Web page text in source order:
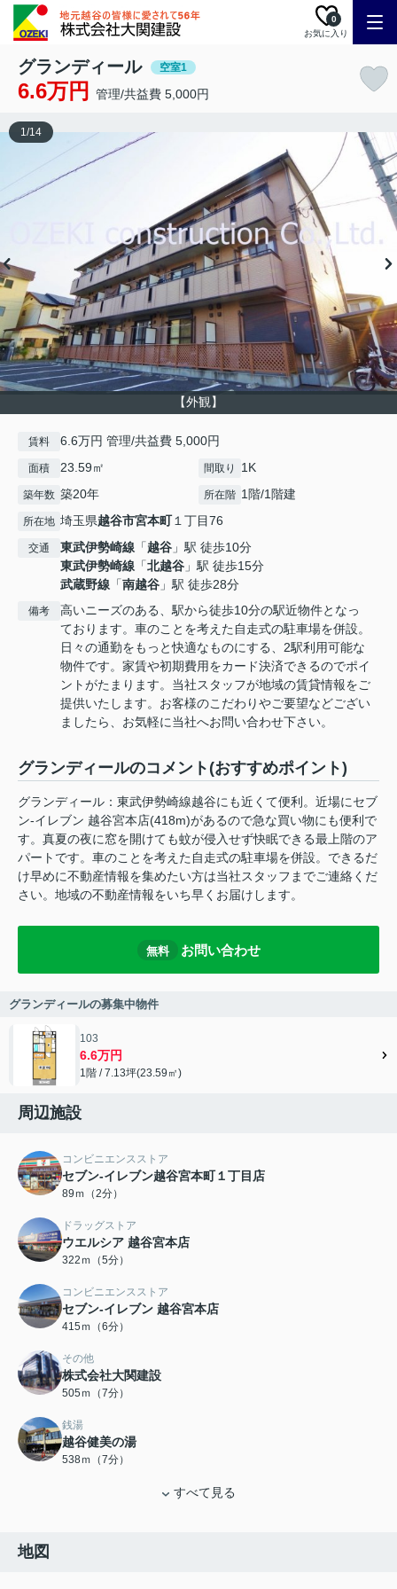
お気に入り
0
グランディール 空室1
6.6万円 管理/共益費 5,000円
【外観】
1/14
賃料 6.6万円 管理/共益費 5,000円
面積 23.59㎡ 間取り 1K
築年数 築20年 所在階 1階/1階建
所在地 埼玉県越谷市宮本町１丁目76
交通 東武伊勢崎線 「越谷 」駅 徒歩10分
東武伊勢崎線 「北越谷 」駅 徒歩15分
武蔵野線 「南越谷 」駅 徒歩28分
備考
高いニーズのある、駅から徒歩10分の駅近物件となっ
ております。車のことを考えた自走式の駐車場を併設。
日々の通勤をもっと快適なものにする、2駅利用可能な
物件です。家賃や初期費用をカード決済できるのでポイ
ントがたまります。当社スタッフが地域の賃貸情報をご
提供いたします。お客様のこだわりやご要望などござい
ましたら、お気軽に当社へお問い合わせ下さい。
グランディールのコメント(おすすめポイント)
グランディール：東武伊勢崎線越谷にも近くて便利。近場にセブ
ン‐イレブン 越谷宮本店(418m)があるので急な買い物にも便利で
す。真夏の夜に窓を開けても蚊が侵入せず快眠できる最上階のア
パートです。車のことを考えた自走式の駐車場を併設。できるだ
け早めに不動産情報を集めたい方は当社スタッフまでご連絡くだ
さい。地域の不動産情報をいち早くお届けします。
無料 お問い合わせ
グランディールの募集中物件
103
6.6万円
1階 / 7.13坪(23.59㎡)
周辺施設
コンビニエンスストア
セブン-イレブン越谷宮本町１丁目店
89ｍ（2分）
ドラッグストア
ウエルシア 越谷宮本店
322ｍ（5分）
コンビニエンスストア
セブン‐イレブン 越谷宮本店
415ｍ（6分）
その他
株式会社大関建設
505ｍ（7分）
銭湯
越谷健美の湯
538ｍ（7分）
すべて見る
地図